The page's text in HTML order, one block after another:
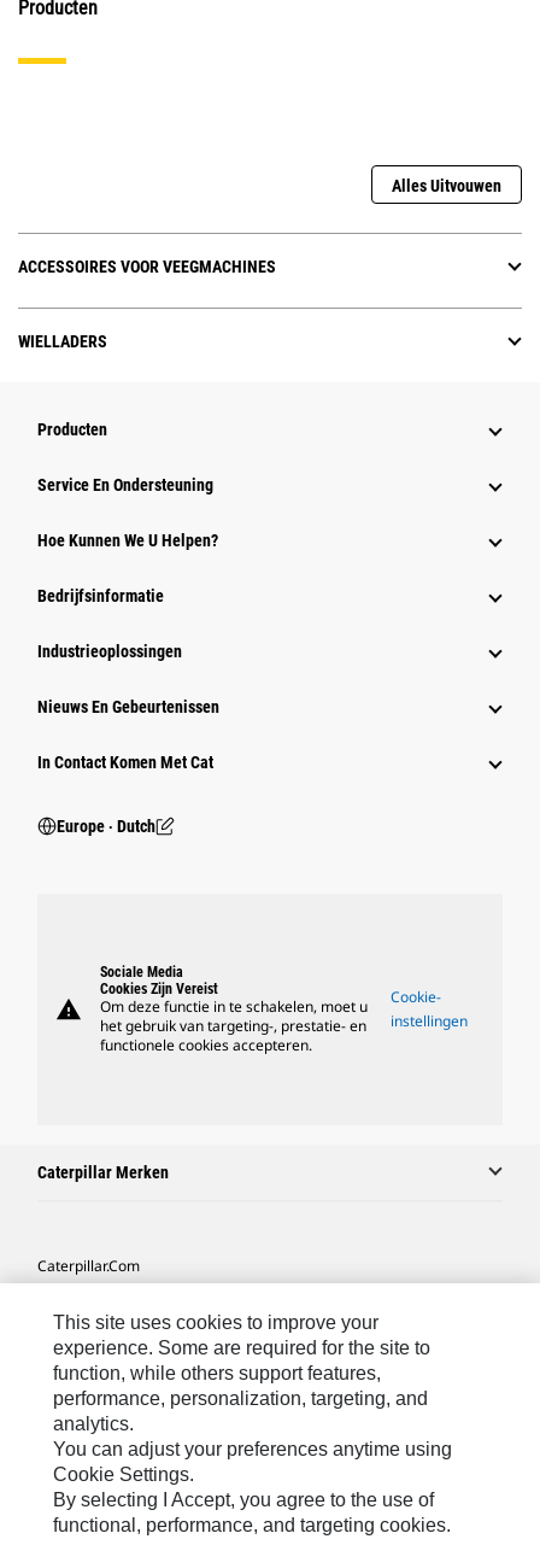
Producten
Alles Uitvouwen
ACCESSOIRES VOOR VEEGMACHINES
WIELLADERS
Producten
Service En Ondersteuning
Hoe Kunnen We U Helpen?
Bedrijfsinformatie
Industrieoplossingen
Nieuws En Gebeurtenissen
In Contact Komen Met Cat
Europe ‧ Dutch
warning
Sociale Media
Cookies Zijn Vereist
Om deze functie in te schakelen, moet u
het gebruik van targeting-, prestatie- en
functionele cookies accepteren.
Cookie-
instellingen
Caterpillar Merken
Caterpillar.com
Mijn Marketingvoorkeuren
Site Map
Cookie Settings
Legal
Privacy
This site uses cookies to improve your
experience. Some are required for the site to
function, while others support features,
performance, personalization, targeting, and
analytics.
You can adjust your preferences anytime using
Cookie Settings.
By selecting I Accept, you agree to the use of
functional, performance, and targeting cookies.